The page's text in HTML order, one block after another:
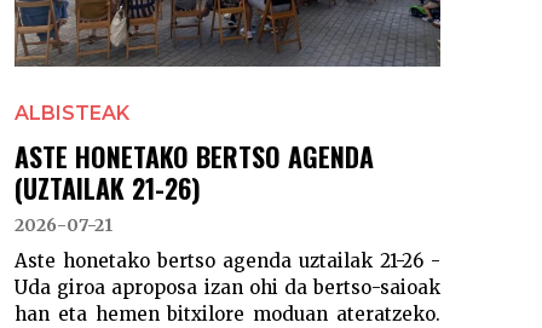
ALBISTEAK
ASTE HONETAKO BERTSO AGENDA
(UZTAILAK 21-26)
2026-07-21
Aste honetako bertso agenda uztailak 21-26 -
Uda giroa aproposa izan ohi da bertso-saioak
han eta hemen bitxilore moduan ateratzeko.